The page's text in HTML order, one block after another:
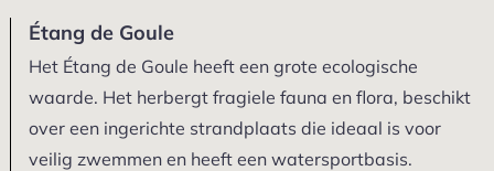
Étang de Goule
Het Étang de Goule heeft een grote ecologische
waarde. Het herbergt fragiele fauna en flora, beschikt
over een ingerichte strandplaats die ideaal is voor
veilig zwemmen en heeft een watersportbasis.